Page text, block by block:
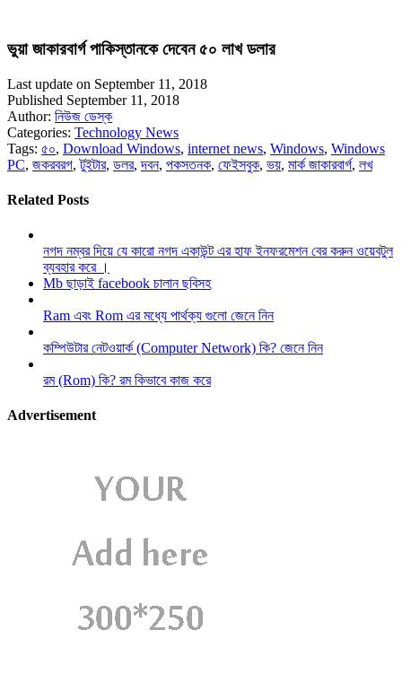
ভুয়া জাকারবার্গ পাকিস্তানকে দেবেন ৫০ লাখ ডলার
Last update on September 11, 2018
Published September 11, 2018
Author: নিউজ ডেস্ক
Categories: Technology News
Tags: ৫০, Download Windows, internet news, Windows, Windows
PC, জকরবরগ,টুইটার, ডলর,দবন, পকসতনক, ফেইসবুক, ভয়, মার্ক জাকারবার্গ, লখ
Related Posts
নগদ নম্বর দিয়ে যে কারো নগদ একাউন্ট এর হাফ ইনফরমেশন বের করুন ওয়েবটুল
ব্যবহার করে ।
Mb ছাড়াই facebook চালান ছবিসহ
Ram এবং Rom এর মধ্যে পার্থক্য গুলো জেনে নিন
কম্পিউটার নেটওয়ার্ক (Computer Network) কি? জেনে নিন
রম (Rom) কি? রম কিভাবে কাজ করে
Advertisement